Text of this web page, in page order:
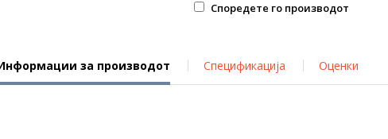
Споредете го производот
за производот Спецификација Оценки